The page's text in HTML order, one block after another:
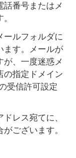
話番号またはメ
ールフォルダに
ます。メールが
が、一度迷惑メ
の指定ドメイン
受信許可設定
レス宛てに、
ございます。